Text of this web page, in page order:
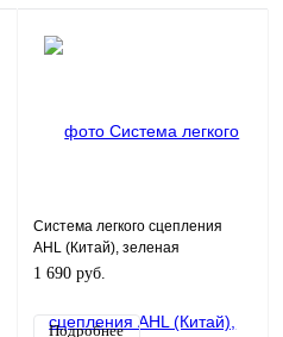
Система легкого сцепления
AHL (Китай), зеленая
1 690 руб.
Подробнее